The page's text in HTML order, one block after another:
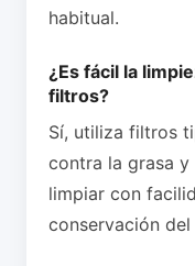
habitual.
¿Es fácil la
filtros?
Sí, utiliza filtros
contra la grasa y
limpiar con
conservación